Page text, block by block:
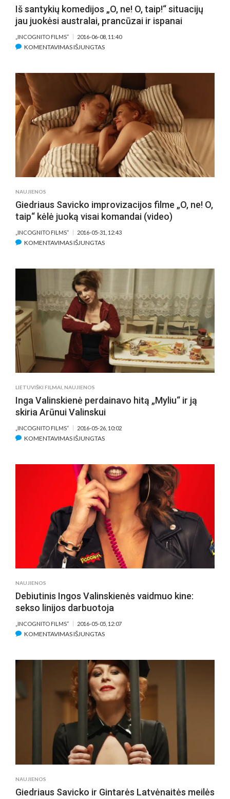
Iš santykių komedijos „O, ne! O, taip!“ situacijų
jau juokėsi australai, prancūzai ir ispanai
„INCOGNITO FILMS“ 2016-06-08, 11:40
KOMENTAVIMAS IŠJUNGTASĮRAŠE
„O,
NE!
O,
TAIP!“
SITUACIJŲ
JAU
JUOKĖSI
AUSTRALAI,
PRANCŪZAI
NAUJIENOS
Giedriaus Savicko improvizacijos filme „O, ne! O,
taip“ kėlė juoką visai komandai (video)
„INCOGNITO FILMS“ 2016-05-31, 12:43
KOMENTAVIMAS IŠJUNGTASĮRAŠE
„O,
NE!
O,
TAIP“
KĖLĖ
JUOKĄ
VISAI
KOMANDAI
LIETUVIŠKI FILMAI NAUJIENOS
Inga Valinskienė perdainavo hitą „Myliu“ ir ją
skiria Arūnui Valinskui
„INCOGNITO FILMS“ 2016-05-26, 10:02
KOMENTAVIMAS IŠJUNGTASĮRAŠE
PERDAINAVO
HITĄ
„MYLIU“
IR
JĄ
SKIRIA
ARŪNUI
VALINSKUI
NAUJIENOS
Debiutinis Ingos Valinskienės vaidmuo kine:
sekso linijos darbuotoja
„INCOGNITO FILMS“ 2016-05-05, 12:07
KOMENTAVIMAS IŠJUNGTASĮRAŠE
VALINSKIENĖS
VAIDMUO
KINE:
SEKSO
LINIJOS
DARBUOTOJA
NAUJIENOS
Giedriaus Savicko ir Gintarės Latvėnaitės meilės